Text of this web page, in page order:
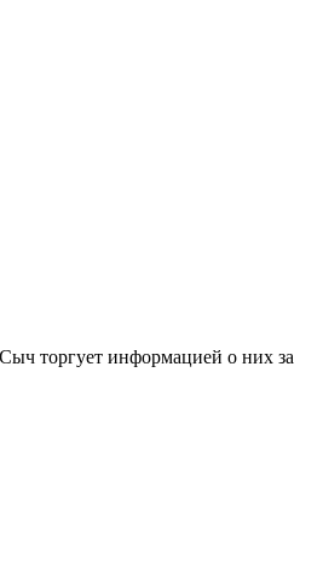
торгует информацией о них за